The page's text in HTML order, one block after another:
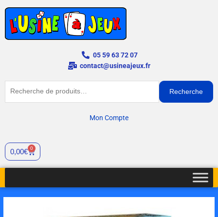
contenu
05 59 63 72 07
contact@usineajeux.fr
Recherche
Mon Compte
0,00€ 0
Cart